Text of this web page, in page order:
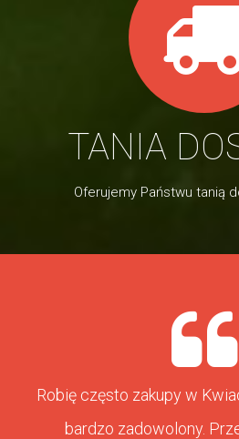
TANIA
Oferujemy Państwu tanią
Robię często zakupy w
bardzo zadowolony.